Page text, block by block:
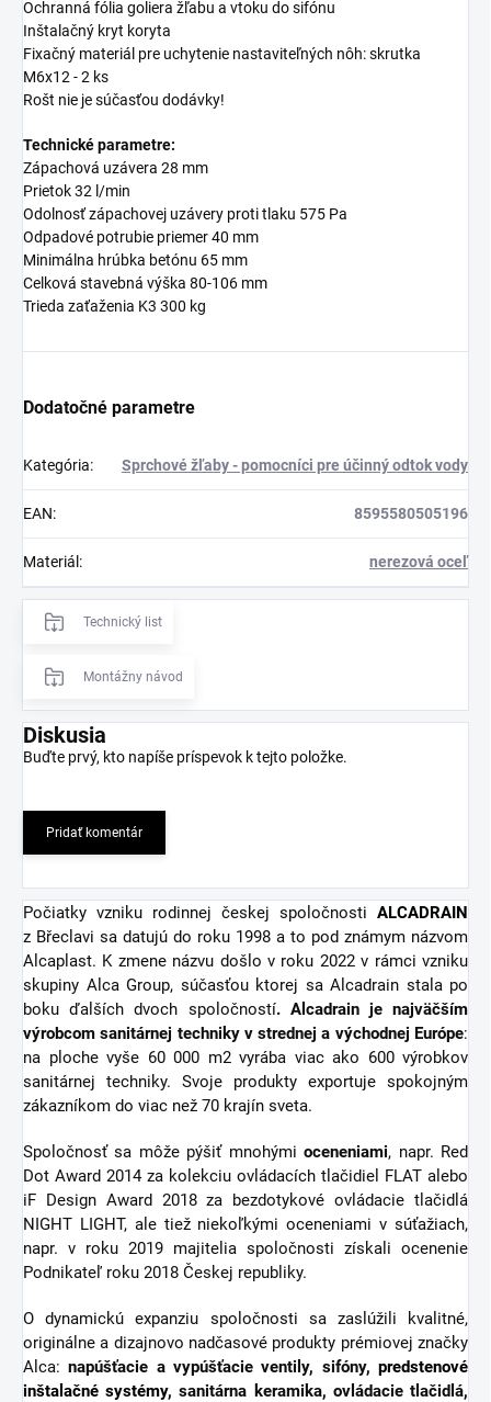
Ochranná fólia goliera žľabu a vtoku do sifónu
Inštalačný kryt koryta
Fixačný materiál pre uchytenie nastaviteľných nôh: skrutka
M6x12 - 2 ks
Rošt nie je súčasťou dodávky!
Technické parametre:
Zápachová uzávera 28 mm
Prietok 32 l/min
Odolnosť zápachovej uzávery proti tlaku 575 Pa
Odpadové potrubie priemer 40 mm
Minimálna hrúbka betónu 65 mm
Celková stavebná výška 80-106 mm
Trieda zaťaženia K3 300 kg
Dodatočné parametre
Kategória: Sprchové žľaby - pomocníci pre účinný odtok vody
EAN: 8595580505196
Materiál : nerezová oceľ
Technický list
Montážny návod
Diskusia
Buďte prvý, kto napíše príspevok k tejto položke.
Pridať komentár
Počiatky vzniku rodinnej českej spoločnosti ALCADRAIN
z Břeclavi sa datujú do roku 1998 a to pod známym názvom
Alcaplast. K zmene názvu došlo v roku 2022 v rámci vzniku
skupiny Alca Group, súčasťou ktorej sa Alcadrain stala po
boku ďalších dvoch spoločností. Alcadrain je najväčším
výrobcom sanitárnej techniky v strednej a východnej Európe:
na ploche vyše 60 000 m2 vyrába viac ako 600 výrobkov
sanitárnej techniky. Svoje produkty exportuje spokojným
zákazníkom do viac než 70 krajín sveta.
Spoločnosť sa môže pýšiť mnohýmioceneniami, napr. Red
Dot Award 2014 za kolekciu ovládacích tlačidiel FLAT alebo
iF Design Award 2018 za bezdotykové ovládacie tlačidlá
NIGHT LIGHT, ale tiež niekoľkými oceneniami v súťažiach,
napr. v roku 2019 majitelia spoločnosti získali ocenenie
Podnikateľ roku 2018 Českej republiky.
O dynamickú expanziu spoločnosti sa zaslúžili kvalitné,
originálne a dizajnovo nadčasové produkty prémiovej značky
Alca:napúšťacie a vypúšťacie ventily, sifóny,predstenové
inštalačné systémy, sanitárna keramika, ovládacie tlačidlá,